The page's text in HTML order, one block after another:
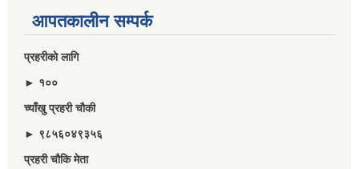
आपतकालीन सम्पर्क
प्रहरीकाे लागि
► १००
च्याँखु प्रहरी चाैकी
► ९८५६०४९३५६
प्रहरी चौकि मेता